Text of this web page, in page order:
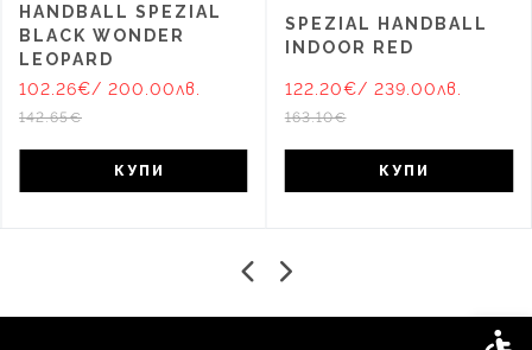
HANDBALL SPEZIAL
BLACK WONDER
LEOPARD
102.26€/ 200.00лв.
142.65€
КУПИ
SPEZIAL HANDBALL
INDOOR RED
122.20€/ 239.00лв.
163.10€
КУПИ